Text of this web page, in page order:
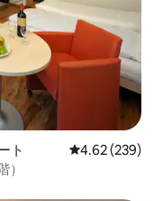
ト レビュー239
4.62 (239)